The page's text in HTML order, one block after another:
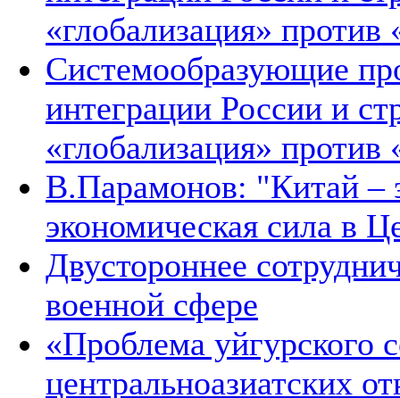
«глобализация»
Системообразующие
интеграции России и
«глобализация»
В.Парамонов: "Китай –
экономическая сила в
Двустороннее
военной сфере
«Проблема уйгурского
центральноазиатских